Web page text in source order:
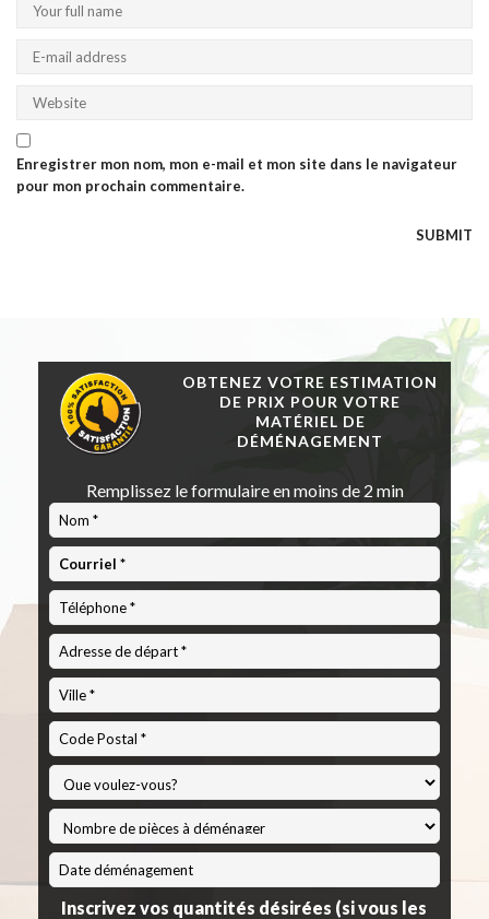
Enregistrer mon nom, mon e-mail et mon site dans le navigateur
pour mon prochain commentaire.
OBTENEZ VOTRE ESTIMATION
DE PRIX POUR VOTRE
MATÉRIEL DE
DÉMÉNAGEMENT
Remplissez le formulaire en moins de 2 min
Code
Postal
MM
slash
Inscrivez vos quantités désirées (si vous les